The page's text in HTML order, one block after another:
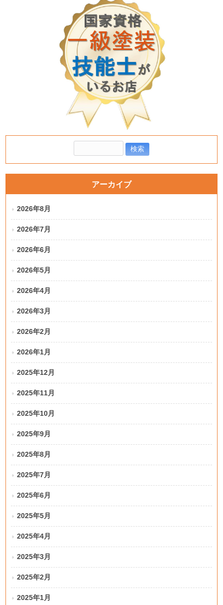
アーカイブ
2026年8月
2026年7月
2026年6月
2026年5月
2026年4月
2026年3月
2026年2月
2026年1月
2025年12月
2025年11月
2025年10月
2025年9月
2025年8月
2025年7月
2025年6月
2025年5月
2025年4月
2025年3月
2025年2月
2025年1月